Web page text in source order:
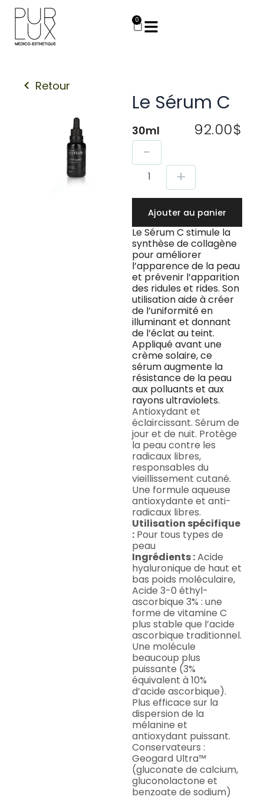
Aller
contenu
0
Panier
Retour
Le Sérum C
30ml 92.00$
-
quantité
Le
Sérum
+
Ajouter au panier
Le Sérum C stimule la
synthèse de collagène
pour améliorer
l’apparence de la peau
et prévenir l’apparition
des ridules et rides. Son
utilisation aide à créer
de l’uniformité en
illuminant et donnant
de l’éclat au teint.
Appliqué avant une
crème solaire, ce
sérum augmente la
résistance de la peau
aux polluants et aux
rayons ultraviolets.
Antioxydant et
éclaircissant. Sérum de
jour et de nuit. Protège
la peau contre les
radicaux libres,
responsables du
vieillissement cutané.
Une formule aqueuse
antioxydante et anti-
radicaux libres.
Utilisation spécifique
: Pour tous types de
peau
Ingrédients :Acide
hyaluronique de haut et
bas poids moléculaire,
Acide 3-0 éthyl-
ascorbique 3% : une
forme de vitamine C
plus stable que l’acide
ascorbique traditionnel.
Une molécule
beaucoup plus
puissante (3%
équivalent à 10%
d’acide ascorbique).
Plus efficace sur la
dispersion de la
mélanine et
antioxydant puissant.
Conservateurs :
Geogard Ultra™
(gluconate de calcium,
gluconolactone et
benzoate de sodium)